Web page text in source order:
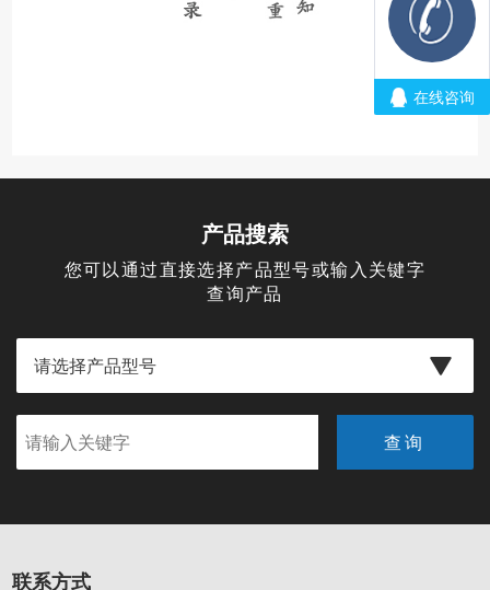
产品搜索
您可以通过直接选择产品型号或输入关键字
查询产品
联系方式